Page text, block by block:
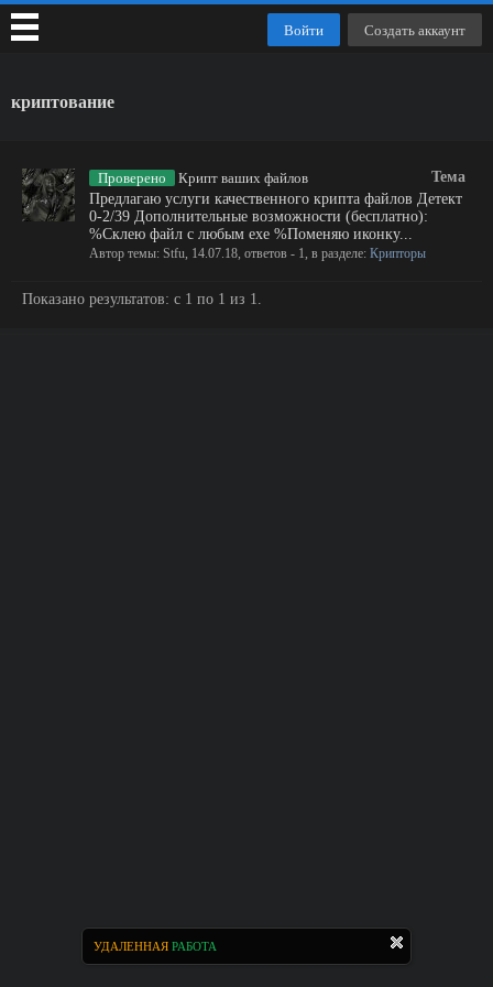
УДАЛЕННАЯ РАБОТА
криптование
Тема
Проверено
Крипт ваших файлов
Предлагаю услуги качественного крипта файлов Детект
0-2/39 Дополнительные возможности (бесплатно):
%Cклею файл с любым exe %Поменяю иконку...
Автор темы: Stfu, 14.07.18, ответов - 1, в разделе: Крипторы
Показано результатов: с 1 по 1 из 1.
Войти Создать аккаунт